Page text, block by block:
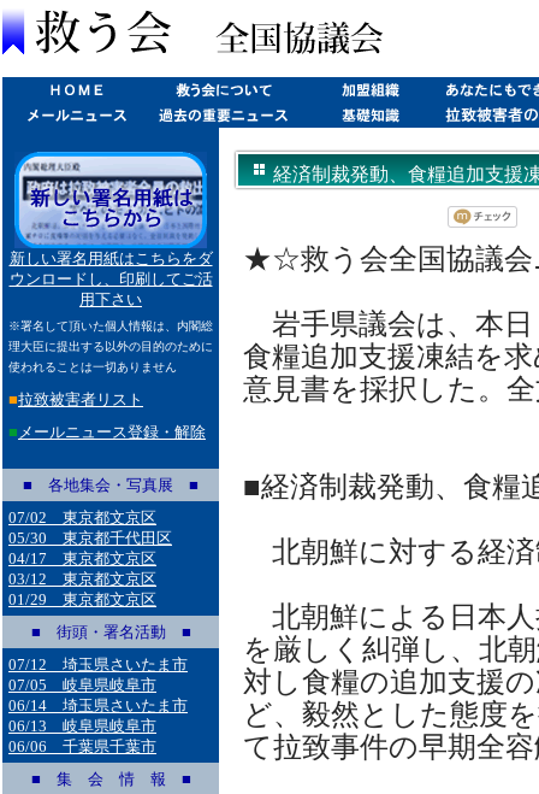
新しい署名用紙はこちらをダ
ウンロードし、印刷してご活
用下さい
※署名して頂いた個人情報は、内閣総
理大臣に提出する以外の目的のために
使われることは一切ありません
■拉致被害者リスト
■ メールニュース登録・解除
■ 各地集会・写真展 ■
07/02 東京都文京区
05/30 東京都千代田区
04/17 東京都文京区
03/12 東京都文京区
01/29 東京都文京区
■ 街頭・署名活動 ■
07/12 埼玉県さいたま市
07/05 岐阜県岐阜市
06/14 埼玉県さいたま市
06/13 岐阜県岐阜市
06/06 千葉県千葉市
■ 集 会 情 報 ■
経済制裁発動、食糧追加支援
★☆救う会全国協議
岩手県議会は、本日
食糧追加支援凍結を
意見書を採択した。
■経済制裁発動、食糧
北朝鮮に対する経
北朝鮮による日本
を厳しく糾弾し、北
対し食糧の追加支援
ど、毅然とした態度
て拉致事件の早期全